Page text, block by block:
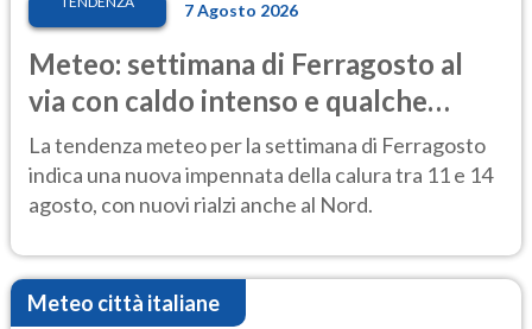
7 Agosto 2026
Meteo: settimana di Ferragosto al
via con caldo intenso e qualche
temporale
La tendenza meteo per la settimana di Ferragosto
indica una nuova impennata della calura tra 11 e 14
agosto, con nuovi rialzi anche al Nord.
Meteo città italiane